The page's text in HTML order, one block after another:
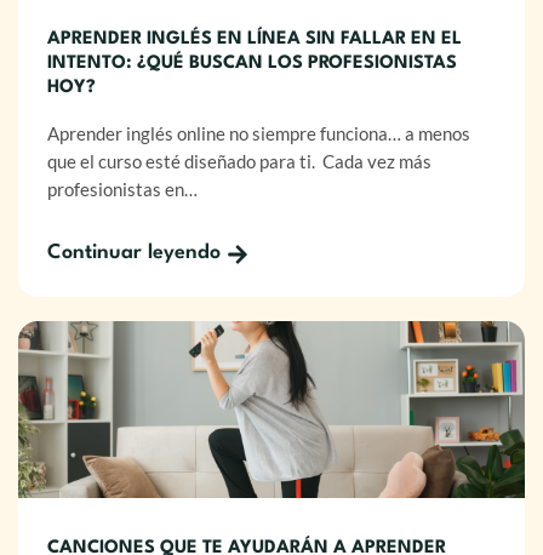
APRENDER INGLÉS EN LÍNEA SIN FALLAR EN EL
INTENTO: ¿QUÉ BUSCAN LOS PROFESIONISTAS
HOY?
Aprender inglés online no siempre funciona… a menos
que el curso esté diseñado para ti. Cada vez más
profesionistas en…
Continuar leyendo
CANCIONES QUE TE AYUDARÁN A APRENDER